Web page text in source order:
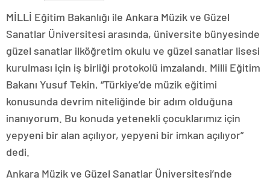
MİLLİ Eğitim Bakanlığı ile Ankara Müzik ve Güzel
Sanatlar Üniversitesi arasında, üniversite bünyesinde
güzel sanatlar ilköğretim okulu ve güzel sanatlar lisesi
kurulması için iş birliği protokolü imzalandı. Milli Eğitim
Bakanı Yusuf Tekin, “Türkiye’de müzik eğitimi
konusunda devrim niteliğinde bir adım olduğuna
inanıyorum. Bu konuda yetenekli çocuklarımız için
yepyeni bir alan açılıyor, yepyeni bir imkan açılıyor”
dedi.
Ankara Müzik ve Güzel Sanatlar Üniversitesi’nde